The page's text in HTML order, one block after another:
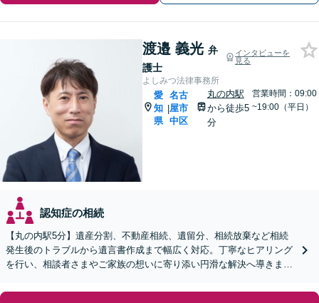
渡邉 義光 弁
護士
インタビューを
見る
よしみつ法律事務所
愛
知
県
|
名古
屋市
中区
丸の内駅
から徒歩5
分
営業時間：09:00
~19:00（平日）
認知症の相続
【丸の内駅5分】遺産分割、不動産相続、遺留分、相続放棄など相続
発生後のトラブルから遺言書作成まで幅広く対応。丁寧なヒアリング
を行い、相談者さまやご家族の想いに寄り添い円滑な解決へ導きます